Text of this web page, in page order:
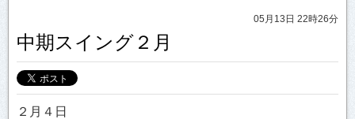
05月13日 22時26分
中期スイング２月
２月４日